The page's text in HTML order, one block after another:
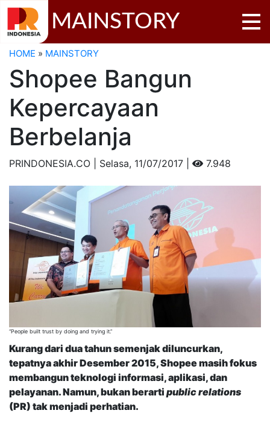
MAINSTORY
HOME » MAINSTORY
Shopee Bangun
Kepercayaan
Berbelanja
PRINDONESIA.CO | Selasa, 11/07/2017 | 7.948
“People built trust by doing and trying it.”
Kurang dari dua tahun semenjak diluncurkan,
tepatnya akhir Desember 2015, Shopee masih fokus
membangun teknologi informasi, aplikasi, dan
pelayanan. Namun, bukan berarti public relations
(PR) tak menjadi perhatian.